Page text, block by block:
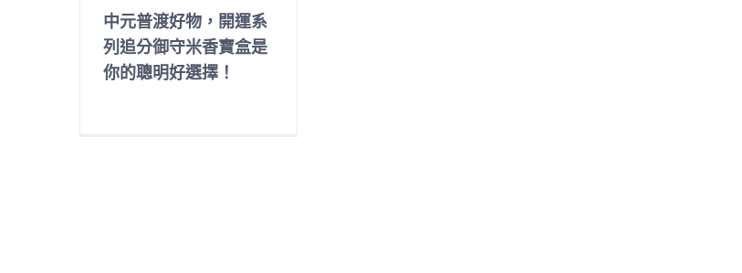
中元普渡好物，開運系
列追分御守米香寶盒是
你的聰明好選擇！